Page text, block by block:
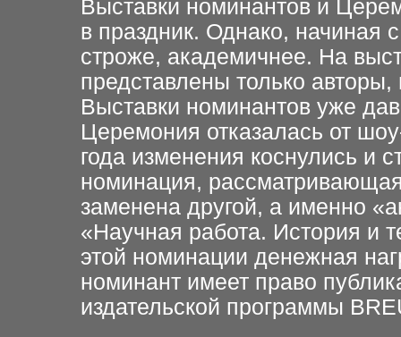
Выставки номинантов и
в праздник. Однако, начиная
строже, академичнее. На
представлены только
Выставки номинантов уже
Церемония отказалась от
года изменения коснулись и
номинация,
заменена другой, а именно
«Научная работа. История и
этой номинации денежная
номинант имеет право
издательской программы